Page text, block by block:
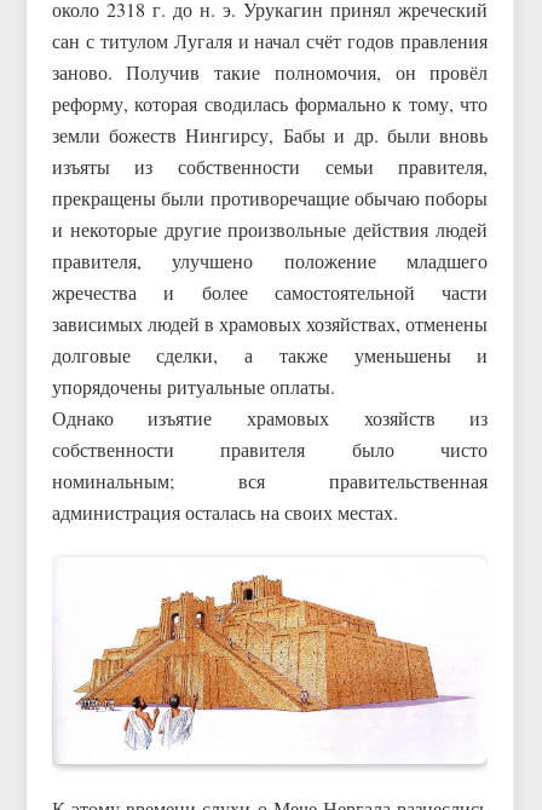
около 2318 г. до н. э. Урукагин принял жреческий
сан с титулом Лугаля и начал счёт годов правления
заново. Получив такие полномочия, он провёл
реформу, которая сводилась формально к тому, что
земли божеств Нингирсу, Бабы и др. были вновь
изъяты из собственности семьи правителя,
прекращены были противоречащие обычаю поборы
и некоторые другие произвольные действия людей
правителя, улучшено положение младшего
жречества и более самостоятельной части
зависимых людей в храмовых хозяйствах, отменены
долговые сделки, а также уменьшены и
упорядочены ритуальные оплаты.
Однако изъятие храмовых хозяйств из
собственности правителя было чисто
номинальным; вся правительственная
администрация осталась на своих местах.